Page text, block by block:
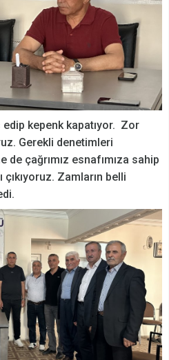
edip kepenk kapatıyor. Zor
Gerekli denetimleri
de çağrımız esnafımıza sahip
çıkıyoruz. Zamların belli